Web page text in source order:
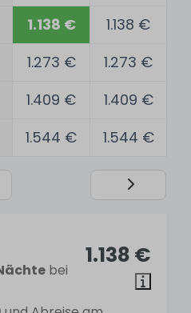
1.138 € 1.138 €
1.273 € 1.273 €
1.409 € 1.409 €
1.544 € 1.544 €
1.138 €
bei